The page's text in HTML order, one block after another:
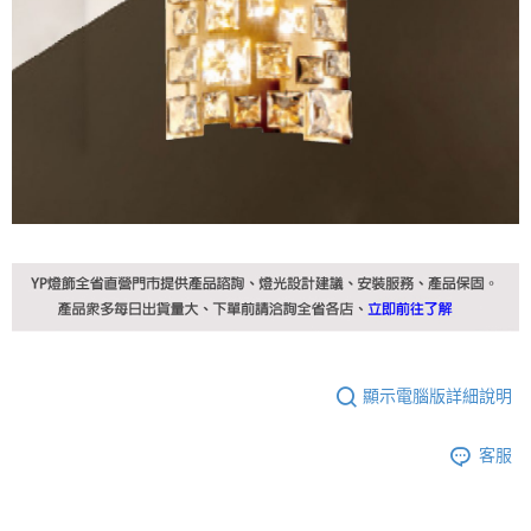
顯示電腦版詳細說明
客服